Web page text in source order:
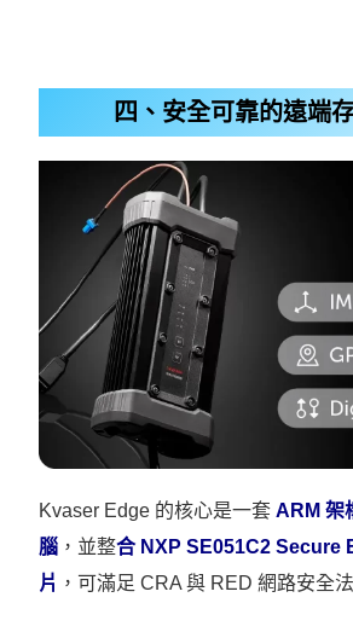
四、安全可靠的遠端
Kvaser Edge 的核心是一套ARM 架
腦 ，並整合 NXP SE051C2 Secure
片 ，可滿足 CRA 與 RED 網路安全